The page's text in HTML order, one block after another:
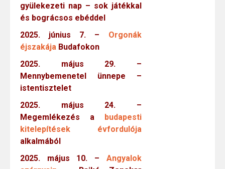
gyülekezeti nap – sok játékkal
és bográcsos ebéddel
2025. június 7. – Orgonák
éjszakája Budafokon
2025. május 29. –
Mennybemenetel ünnepe –
istentisztelet
2025. május 24. –
Megemlékezés a budapesti
kitelepítések évfordulója
alkalmából
2025. május 10. – Angyalok